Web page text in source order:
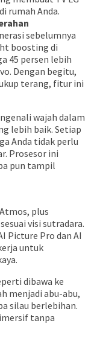
rumah Anda.
sebelumnya
boosting di
45 persen lebih
Dengan begitu,
terang, fitur ini
wajah dalam
lebih baik. Setiap
Anda tidak perlu
Prosesor ini
pun tampil
plus
visi sutradara.
Picture Pro dan AI
untuk
dibawa ke
menjadi abu-abu,
silau berlebihan.
tanpa